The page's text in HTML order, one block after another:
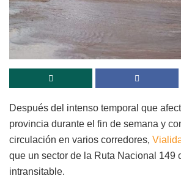
Después del intenso temporal que
provincia durante el fin de semana y
circulación en varios corredores,
que un sector de la Ruta Nacional 149
intransitable.